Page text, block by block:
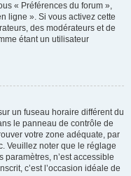
« Préférences du forum »,
ligne ». Si vous activez cette
des modérateurs et de
étant un utilisateur
un fuseau horaire différent du
le panneau de contrôle de
votre zone adéquate, par
Veuillez noter que le réglage
n’est accessible
c’est l’occasion idéale de